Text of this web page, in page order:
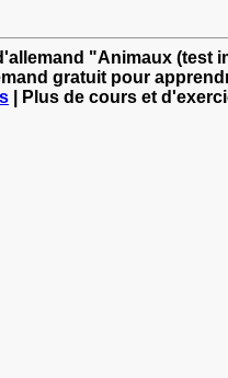
"Animaux (test
gratuit pour
| Plus de cours et